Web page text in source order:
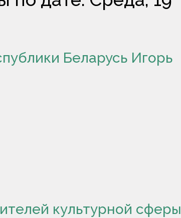
Беларусь Игорь
культурной сферы